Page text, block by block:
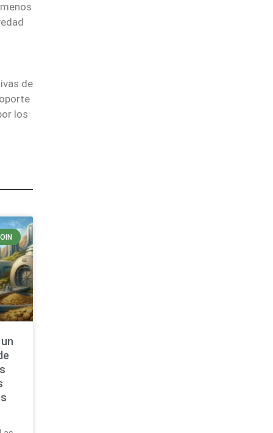
de
los